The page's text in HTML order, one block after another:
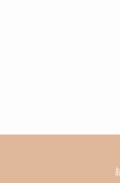
結婚相談